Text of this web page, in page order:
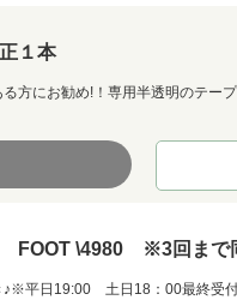
１本
方にお勧め!！専用半透明のテー
FOOT \4980 ※3回まで
平日19:00 土日18：00最終受